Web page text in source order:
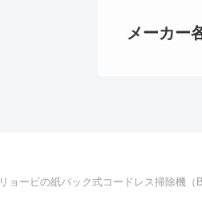
メーカー
リョービの紙パック式コードレス掃除機（